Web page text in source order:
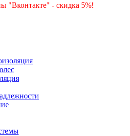
"Вконтакте" - скидка 5%!